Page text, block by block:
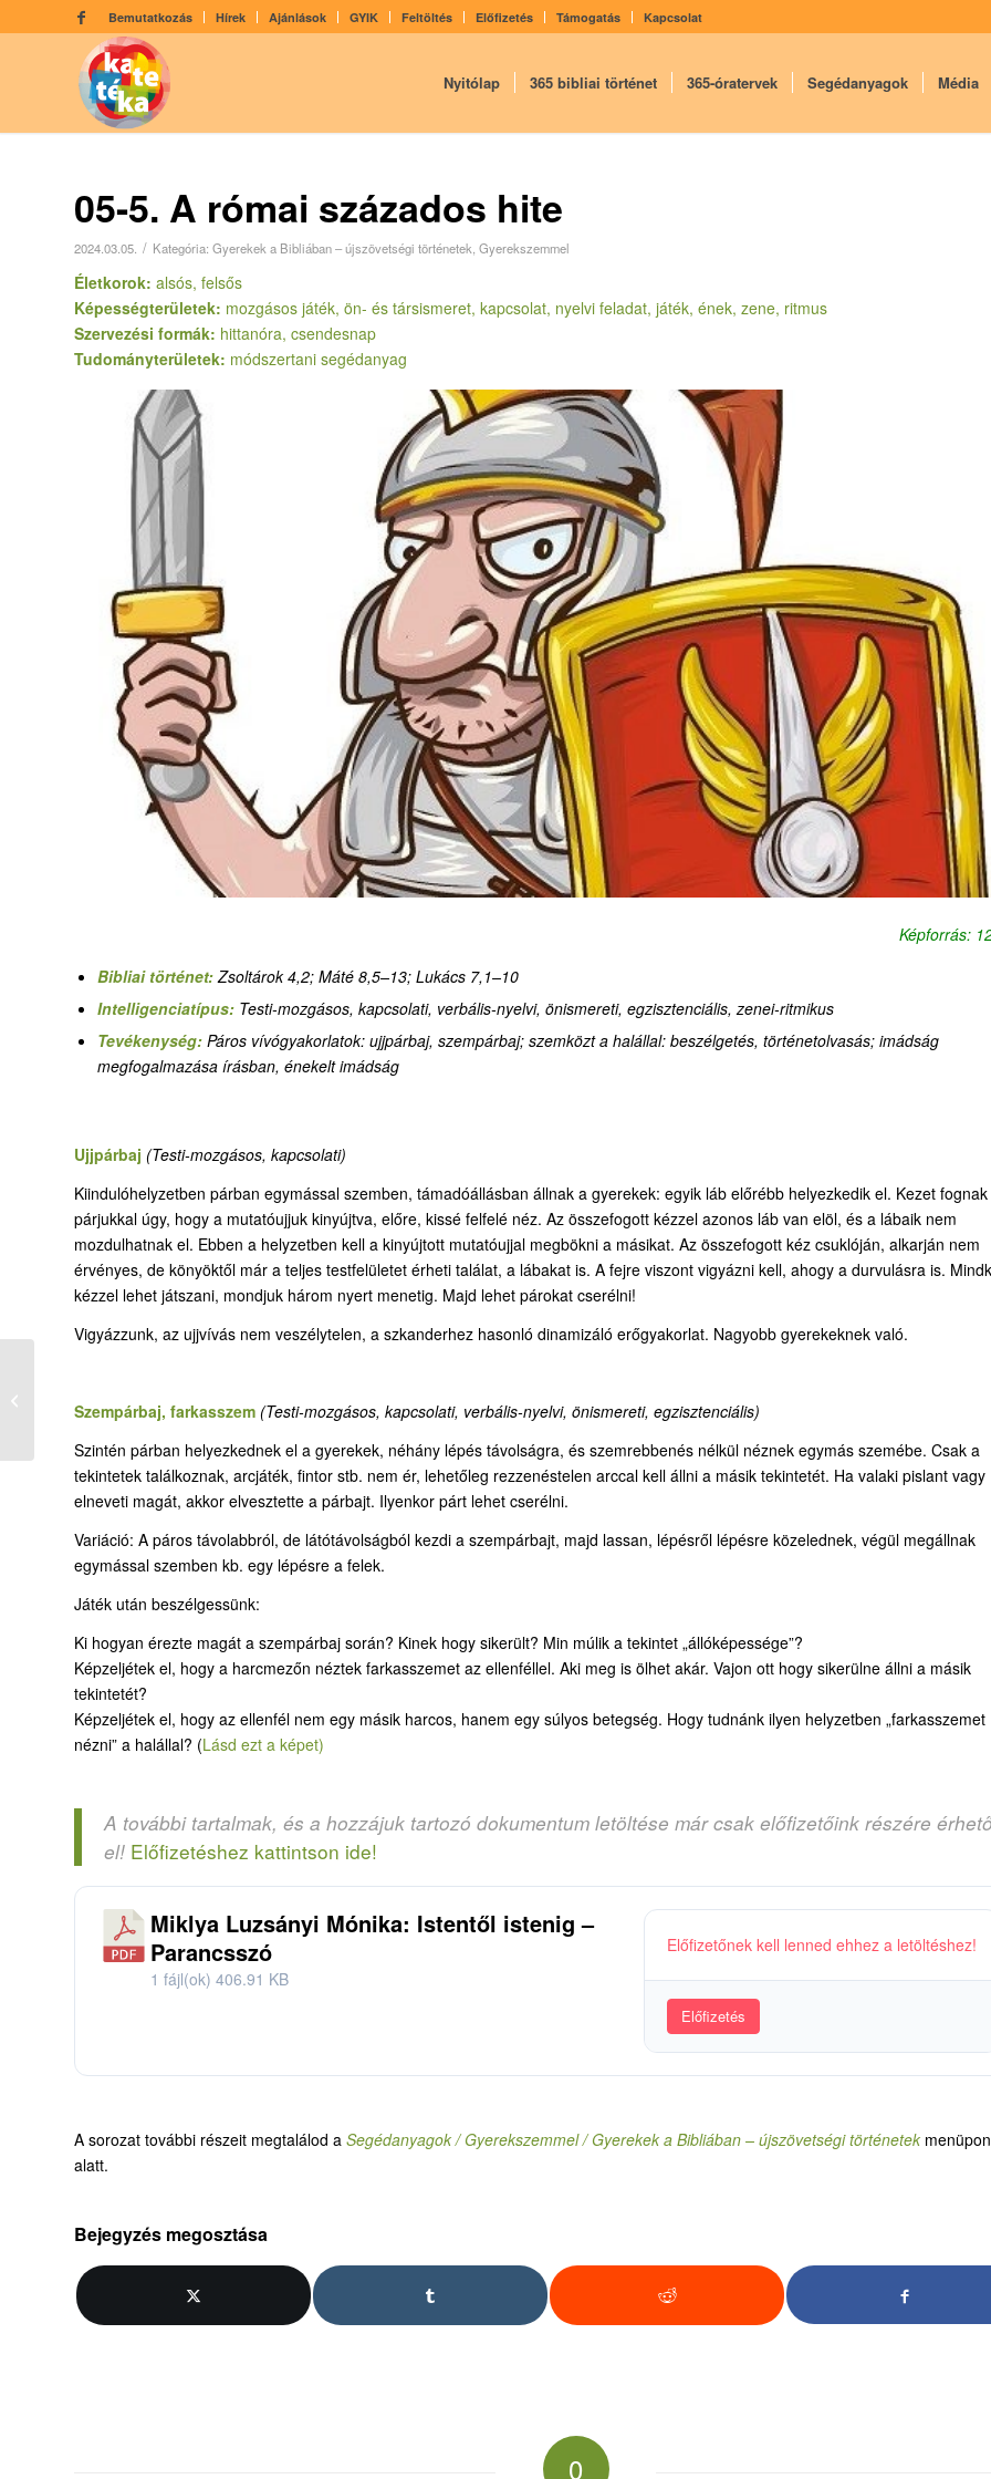
Bemutatkozás Hírek Ajánlások GYIK Feltöltés Előfizetés Támogatás Kapcsolat
Nyitólap 365 bibliai történet 365-óratervek Segédanyagok Média
05-5. A római százados hite
2024.03.05. / Kategória: Gyerekek a Bibliában – újszövetségi történetek Gyerekszemmel
Életkorok: alsós, felsős
Képességterületek: mozgásos játék, ön- és társismeret, kapcsolat, nyelvi feladat, játék, ének, zene, ritmus
Szervezési formák: hittanóra, csendesnap
Tudományterületek: módszertani segédanyag
Képforrás:
Bibliai történet: Zsoltárok 4,2; Máté 8,5–13; Lukács 7,1–10
Intelligenciatípus: Testi-mozgásos, kapcsolati, verbális-nyelvi, önismereti, egzisztenciális, zenei-ritmikus
Tevékenység: Páros vívógyakorlatok: ujjpárbaj, szempárbaj; szemközt a halállal: beszélgetés, történetolvasás; imádság
megfogalmazása írásban, énekelt imádság
Ujjpárbaj (Testi-mozgásos, kapcsolati)
Kiindulóhelyzetben párban egymással szemben, támadóállásban állnak a gyerekek: egyik láb előrébb helyezkedik el. Kezet
párjukkal úgy, hogy a mutatóujjuk kinyújtva, előre, kissé felfelé néz. Az összefogott kézzel azonos láb van elöl, és a lábaik nem
mozdulhatnak el. Ebben a helyzetben kell a kinyújtott mutatóujjal megbökni a másikat. Az összefogott kéz csuklóján, alkarján nem
érvényes, de könyöktől már a teljes testfelületet érheti találat, a lábakat is. A fejre viszont vigyázni kell, ahogy a durvulásra is.
kézzel lehet játszani, mondjuk három nyert menetig. Majd lehet párokat cserélni!
Vigyázzunk, az ujjvívás nem veszélytelen, a szkanderhez hasonló dinamizáló erőgyakorlat. Nagyobb gyerekeknek való.
Szempárbaj, farkasszem (Testi-mozgásos, kapcsolati, verbális-nyelvi, önismereti, egzisztenciális)
Szintén párban helyezkednek el a gyerekek, néhány lépés távolságra, és szemrebbenés nélkül néznek egymás szemébe. Csak a
tekintetek találkoznak, arcjáték, fintor stb. nem ér, lehetőleg rezzenéstelen arccal kell állni a másik tekintetét. Ha valaki pislant vagy
elneveti magát, akkor elvesztette a párbajt. Ilyenkor párt lehet cserélni.
Variáció: A páros távolabbról, de látótávolságból kezdi a szempárbajt, majd lassan, lépésről lépésre közelednek, végül megállnak
egymással szemben kb. egy lépésre a felek.
Játék után beszélgessünk:
Ki hogyan érezte magát a szempárbaj során? Kinek hogy sikerült? Min múlik a tekintet „állóképessége”?
Képzeljétek el, hogy a harcmezőn néztek farkasszemet az ellenféllel. Aki meg is ölhet akár. Vajon ott hogy sikerülne állni a másik
tekintetét?
Képzeljétek el, hogy az ellenfél nem egy másik harcos, hanem egy súlyos betegség. Hogy tudnánk ilyen helyzetben „farkasszemet
nézni” a halállal? (Lásd ezt a képet)
A további tartalmak, és a hozzájuk tartozó dokumentum letöltése már csak előfizetőink részére
el! Előfizetéshez kattintson ide!
Miklya Luzsányi Mónika: Istentől istenig –
Parancsszó
1 fájl(ok) 406.91 KB
Előfizetőnek kell lenned ehhez a letöltéshez!
Előfizetés
A sorozat további részeit megtalálod a Segédanyagok / Gyerekszemmel / Gyerekek a Bibliában – újszövetségi történetek
alatt.
Bejegyzés megosztása
0